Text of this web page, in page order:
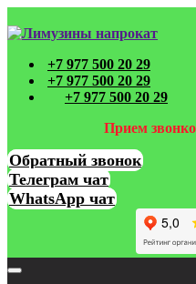
+7 977 500 20 29
+7 977 500 20 29
+7 977 500 20 29
Прием
Обратный звонок
Телеграм чат
WhatsApp чат
Toggle